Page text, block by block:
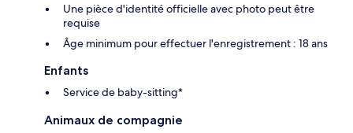
Une pièce d'identité officielle avec photo peut être
requise
Âge minimum pour effectuer l'enregistrement : 18 ans
Enfants
Service de baby-sitting*
Animaux de compagnie